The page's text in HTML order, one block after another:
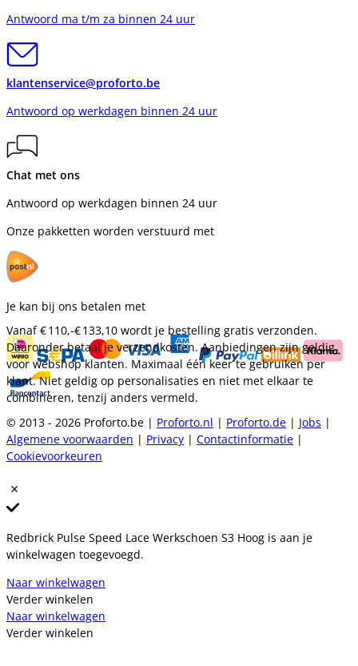
Antwoord ma t/m za binnen 24 uur
klantenservice@proforto.be
Antwoord op werkdagen binnen 24 uur
Chat met ons
Antwoord op werkdagen binnen 24 uur
Onze pakketten worden verstuurd met
Je kan bij ons betalen met
Vanaf€ 110,-€ 133,10 wordt je bestelling gratis verzonden.
Daaronder betaal je verzendkosten. Aanbiedingen zijn geldig
voor webshop klanten. Maximaal één keer te gebruiken per
klant. Niet geldig op personalisaties en niet met elkaar te
combineren, tenzij anders vermeld.
© 2013 - 2026 Proforto.be | Proforto.nl | Proforto.de | Jobs |
Algemene voorwaarden | Privacy | Contactinformatie |
Cookievoorkeuren
Redbrick Pulse Speed Lace Werkschoen S3 Hoog is aan je
winkelwagen toegevoegd.
Naar winkelwagen
Verder winkelen
Naar winkelwagen
Verder winkelen